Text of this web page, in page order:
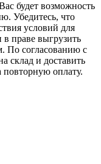
будет возможность
Убедитесь, что
условий для
в праве выгрузить
По согласованию с
склад и доставить
повторную оплату.